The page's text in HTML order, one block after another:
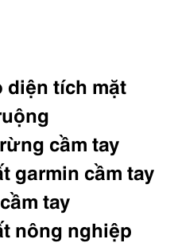
diện tích mặt
cầm tay
garmin cầm tay
tay
nông nghiệp